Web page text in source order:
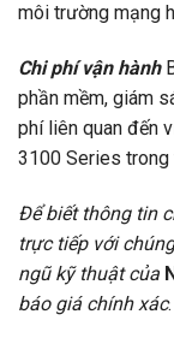
môi trường mạng
Chi phí vận hành
phần mềm, giám
phí liên quan đến
3100 Series trong
Để biết thông tin
trực tiếp với
ngũ kỹ thuật của
báo giá chính xác.